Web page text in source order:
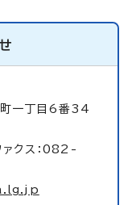
一丁目6番34
クス：082-